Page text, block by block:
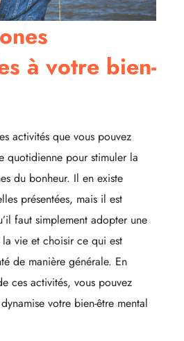
à votre bien-
activités que vous pouvez
quotidienne pour stimuler la
du bonheur. Il en existe
présentées, mais il est
faut simplement adopter une
vie et choisir ce qui est
de manière générale. En
ces activités, vous pouvez
votre bien-être mental